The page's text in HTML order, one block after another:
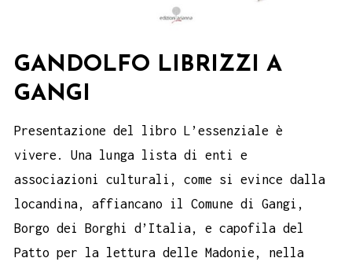
GANDOLFO LIBRIZZI A
GANGI
Presentazione del libro L’essenziale è
vivere. Una lunga lista di enti e
associazioni culturali, come si evince dalla
locandina, affiancano il Comune di Gangi,
Borgo dei Borghi d’Italia, e capofila del
Patto per la lettura delle Madonie, nella